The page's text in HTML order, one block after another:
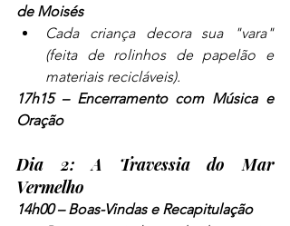
de Moisés
Cada criança decora sua "vara"
(feita de rolinhos de papelão e
materiais recicláveis).
17h15 – Encerramento com Música e
Oração
Dia 2: A Travessia do Mar
Vermelho
14h00 – Boas-Vindas e Recapitulação